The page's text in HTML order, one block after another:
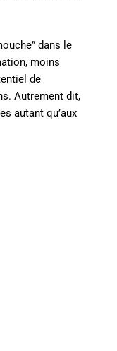
dans le
moins
de
Autrement dit,
autant qu’aux